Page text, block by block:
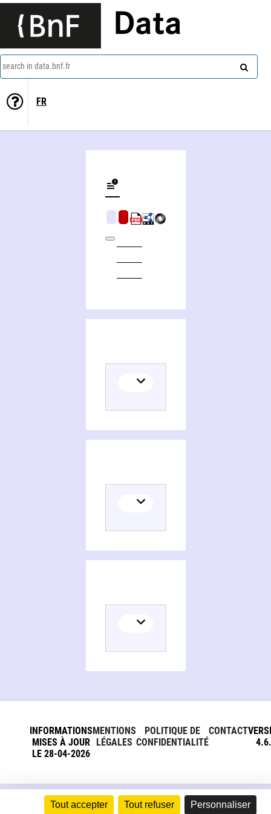
Tout accepter Tout refuser Personnaliser
Data
search in data.bnf.fr
FR
INFORMATIONS
MISES À JOUR
LE 28-04-2026
MENTIONS
LÉGALES
POLITIQUE DE
CONFIDENTIALITÉ
CONTACT